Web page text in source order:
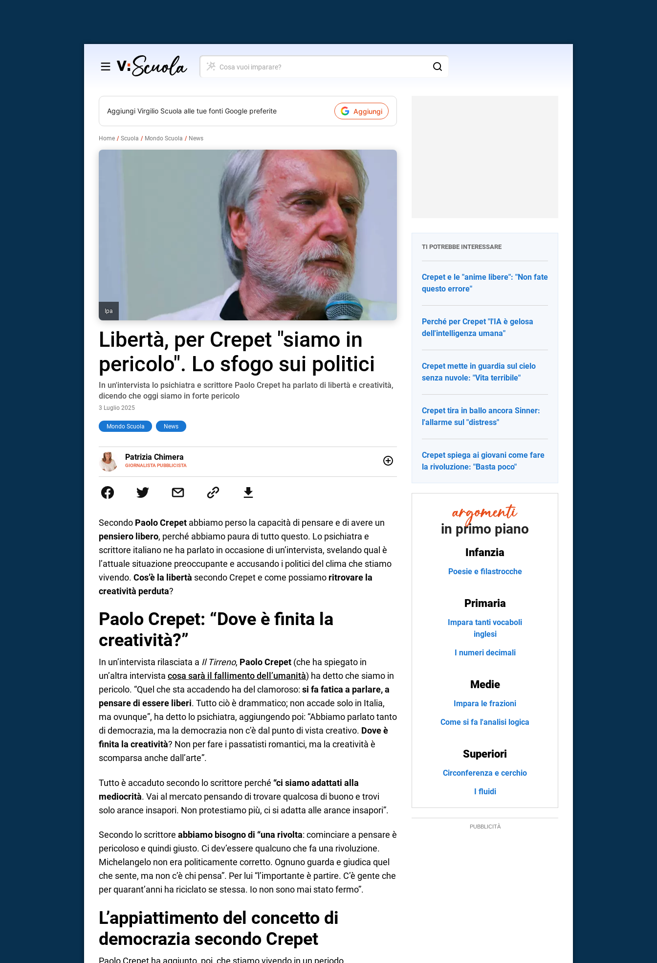
Salta
contenuto
Cosa
vuoi
Aggiungi Virgilio Scuola alle tue fonti Google preferite Aggiungi
Home Scuola Mondo Scuola News
Ipa
Libertà, per Crepet "siamo in
pericolo". Lo sfogo sui politici
In un'intervista lo psichiatra e scrittore Paolo Crepet ha parlato di libertà e creatività,
dicendo che oggi siamo in forte pericolo
3 Luglio 2025
Mondo Scuola News
Patrizia Chimera
GIORNALISTA PUBBLICISTA
E-
MAIL
LINKEDIN
comunicazione specializzandosi nella scrittura di articoli sul mondo scolastico.
Secondo Paolo Crepet abbiamo perso la capacità di pensare e di avere un
pensiero libero, perché abbiamo paura di tutto questo. Lo psichiatra e
scrittore italiano ne ha parlato in occasione di un’intervista, svelando qual è
l’attuale situazione preoccupante e accusando i politici del clima che stiamo
vivendo. Cos’è la libertà secondo Crepet e come possiamo ritrovare la
creatività perduta?
Paolo Crepet: “Dove è finita la
creatività?”
In un’intervista rilasciata a Il Tirreno, Paolo Crepet (che ha spiegato in
un’altra intervista cosa sarà il fallimento dell’umanità) ha detto che siamo in
pericolo. “Quel che sta accadendo ha del clamoroso: si fa fatica a parlare, a
pensare di essere liberi. Tutto ciò è drammatico; non accade solo in Italia,
ma ovunque”, ha detto lo psichiatra, aggiungendo poi: “Abbiamo parlato tanto
di democrazia, ma la democrazia non c’è dal punto di vista creativo. Dove è
finita la creatività? Non per fare i passatisti romantici, ma la creatività è
scomparsa anche dall’arte”.
Tutto è accaduto secondo lo scrittore perché “ci siamo adattati alla
mediocrità. Vai al mercato pensando di trovare qualcosa di buono e trovi
solo arance insapori. Non protestiamo più, ci si adatta alle arance insapori”.
Secondo lo scrittore abbiamo bisogno di “una rivolta: cominciare a pensare è
pericoloso e quindi giusto. Ci dev’essere qualcuno che fa una rivoluzione.
Michelangelo non era politicamente corretto. Ognuno guarda e giudica quel
che sente, ma non c’è chi pensa”. Per lui “l’importante è partire. C’è gente che
per quarant’anni ha riciclato se stessa. Io non sono mai stato fermo”.
L’appiattimento del concetto di
democrazia secondo Crepet
Paolo Crepet ha aggiunto, poi, che stiamo vivendo in un periodo
TI POTREBBE INTERESSARE
Crepet e le "anime libere": "Non fate
questo errore"
Perché per Crepet "l'IA è gelosa
dell'intelligenza umana"
Crepet mette in guardia sul cielo
senza nuvole: "Vita terribile"
Crepet tira in ballo ancora Sinner:
l'allarme sul "distress"
Crepet spiega ai giovani come fare
la rivoluzione: "Basta poco"
in primo piano
Infanzia
Poesie e filastrocche
Primaria
Impara tanti vocaboli
inglesi
I numeri decimali
Medie
Impara le frazioni
Come si fa l'analisi logica
Superiori
Circonferenza e cerchio
I fluidi